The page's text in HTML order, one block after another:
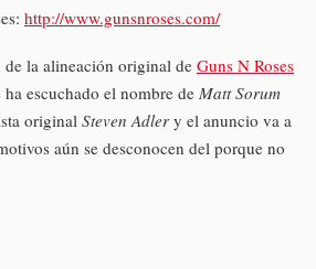
http://www.gunsnroses.com/
la alineación original de Guns N Roses
escuchado el nombre de Matt Sorum
original Steven Adlery el anuncio va a
aún se desconocen del porque no